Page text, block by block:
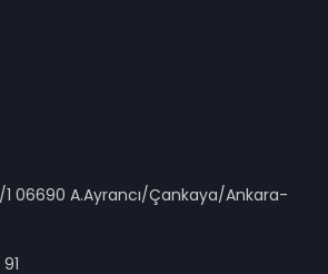
1 06690 A.Ayrancı/Çankaya/Ankara-